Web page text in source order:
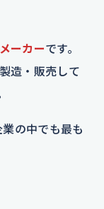
ーカーです。
造・販売して
の中でも最も